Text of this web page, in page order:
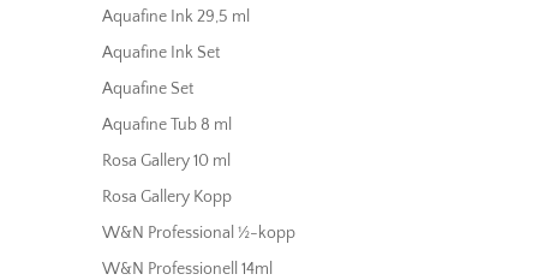
Aquafine Ink 29,5 ml
Aquafine Ink Set
Aquafine Set
Aquafine Tub 8 ml
Rosa Gallery 10 ml
Rosa Gallery Kopp
W&N Professional ½-kopp
W&N Professionell 14ml